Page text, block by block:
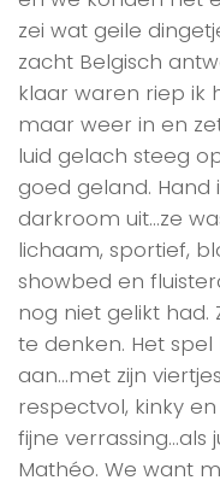
zei wat geile
zacht Belgisch
klaar waren riep ik
maar weer in en
luid gelach steeg
goed geland.
darkroom uit…ze
lichaam, sportief,
showbed en
nog niet gelikt
te denken. Het
aan…met zijn
respectvol, kinky
fijne verrassing…als
Mathéo. We want